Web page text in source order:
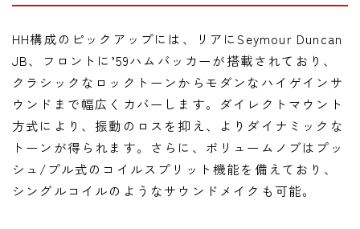
HH構成のピックアップには、リアにSeymour Duncan
JB、フロントに’59ハムバッカーが搭載されており、
クラシックなロックトーンからモダンなハイゲインサ
ウンドまで幅広くカバーします。ダイレクトマウント
方式により、振動のロスを抑え、よりダイナミックな
トーンが得られます。さらに、ボリュームノブはプッ
シュ/プル式のコイルスプリット機能を備えており、
シングルコイルのようなサウンドメイクも可能。